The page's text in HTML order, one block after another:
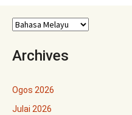
Archives
Ogos 2026
Julai 2026